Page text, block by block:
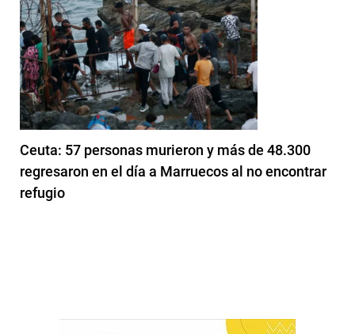
Ceuta: 57 personas murieron y más de 48.300
regresaron en el día a Marruecos al no encontrar
refugio